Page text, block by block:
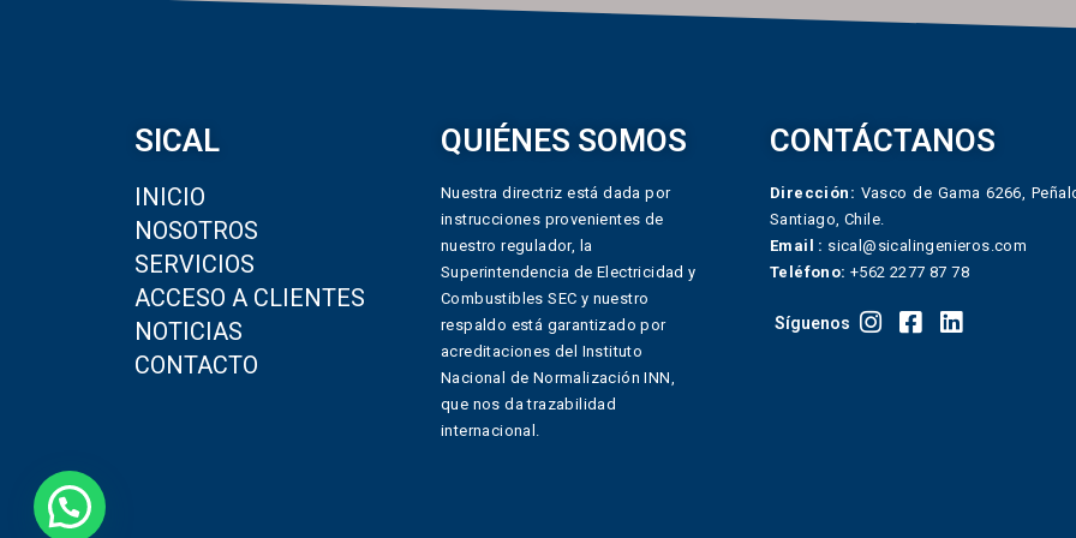
SICAL
INICIO
NOSOTROS
SERVICIOS
ACCESO A CLIENTES
NOTICIAS
CONTACTO
QUIÉNES SOMOS
Nuestra directriz está dada por
instrucciones provenientes de
nuestro regulador, la
Superintendencia de Electricidad y
Combustibles SEC y nuestro
respaldo está garantizado por
acreditaciones del Instituto
Nacional de Normalización INN,
que nos da trazabilidad
internacional.
CONTÁCTANOS
Dirección: Vasco de Gama 6266,
Santiago, Chile.
Email : sical@sicalingenieros.com
Teléfono: +562 2277 87 78
Síguenos